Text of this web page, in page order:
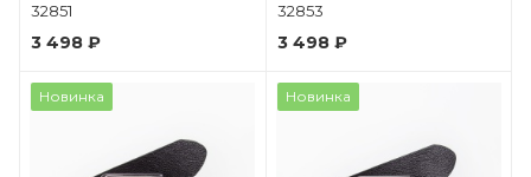
32851
3 498 ₽
32853
3 498 ₽
Новинка Новинка